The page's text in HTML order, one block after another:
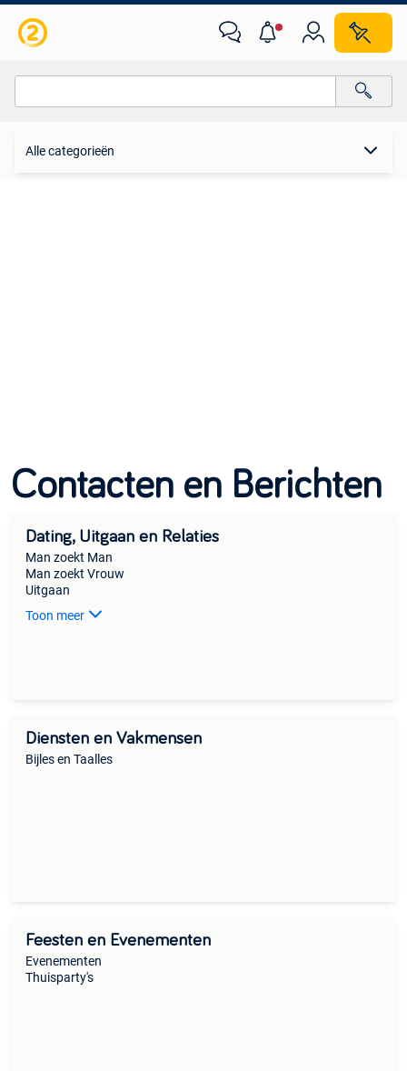
Alle categorieën
Contacten en Berichten
Dating, Uitgaan en Relaties
Man zoekt Man
Man zoekt Vrouw
Uitgaan
Toon meer
Diensten en Vakmensen
Bijles en Taalles
Feesten en Evenementen
Evenementen
Thuisparty's